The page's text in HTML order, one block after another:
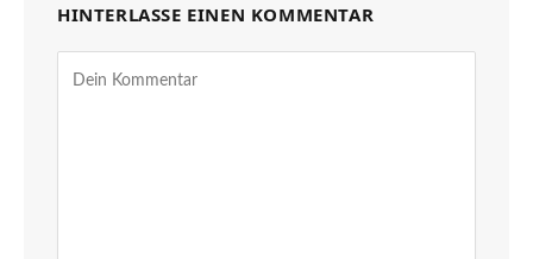
HINTERLASSE EINEN KOMMENTAR